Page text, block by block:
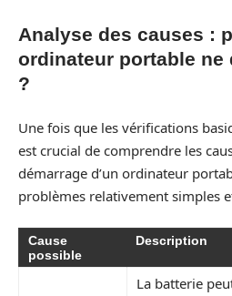
Analyse des causes :
ordinateur portable ne
?
Une fois que les vérifications
est crucial de comprendre les
démarrage d’un ordinateur
problèmes relativement simples
Cause
possible
Description
La batterie